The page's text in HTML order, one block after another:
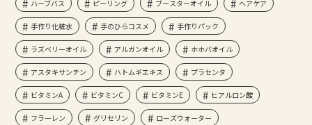
ハーブバス ピーリング ブースターオイル ヘアケア
手作り化粧水 手のひらコスメ 手作りパック
ラズベリーオイル アルガンオイル ホホバオイル
アスタキサンチン ハトムギエキス プラセンタ
ビタミンA ビタミンC ビタミンE ヒアルロン酸
フラーレン グリセリン ローズウォーター